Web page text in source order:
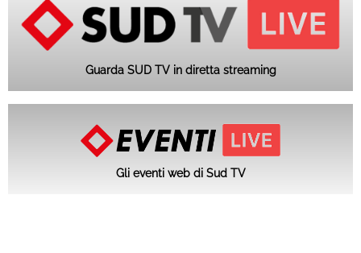
Guarda SUD TV in diretta streaming
Gli eventi web di Sud TV